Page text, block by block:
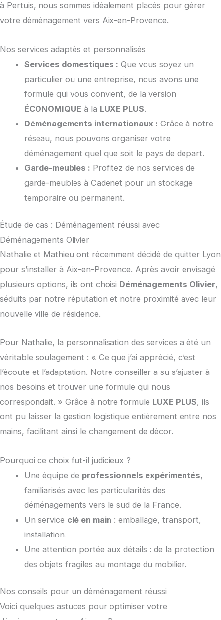
à Pertuis, nous sommes idéalement placés pour gérer
votre déménagement vers Aix-en-Provence.
Nos services adaptés et personnalisés
Services domestiques : Que vous soyez un
particulier ou une entreprise, nous avons une
formule qui vous convient, de la version
ÉCONOMIQUE à la LUXE PLUS.
Déménagements internationaux : Grâce à notre
réseau, nous pouvons organiser votre
déménagement quel que soit le pays de départ.
Garde-meubles : Profitez de nos services de
garde-meubles à Cadenet pour un stockage
temporaire ou permanent.
Étude de cas : Déménagement réussi avec
Déménagements Olivier
Nathalie et Mathieu ont récemment décidé de quitter Lyon
pour s’installer à Aix-en-Provence. Après avoir envisagé
plusieurs options, ils ont choisi Déménagements Olivier,
séduits par notre réputation et notre proximité avec leur
nouvelle ville de résidence.
Pour Nathalie, la personnalisation des services a été un
véritable soulagement : « Ce que j’ai apprécié, c’est
l’écoute et l’adaptation. Notre conseiller a su s’ajuster à
nos besoins et trouver une formule qui nous
correspondait. » Grâce à notre formule LUXE PLUS, ils
ont pu laisser la gestion logistique entièrement entre nos
mains, facilitant ainsi le changement de décor.
Pourquoi ce choix fut-il judicieux ?
Une équipe de professionnels expérimentés,
familiarisés avec les particularités des
déménagements vers le sud de la France.
Un service clé en main : emballage, transport,
installation.
Une attention portée aux détails : de la protection
des objets fragiles au montage du mobilier.
Nos conseils pour un déménagement réussi
Voici quelques astuces pour optimiser votre